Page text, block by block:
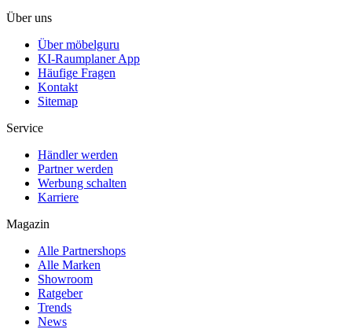
Über uns
Über möbelguru
KI-Raumplaner App
Häufige Fragen
Kontakt
Sitemap
Service
Händler werden
Partner werden
Werbung schalten
Karriere
Magazin
Alle Partnershops
Alle Marken
Showroom
Ratgeber
Trends
News